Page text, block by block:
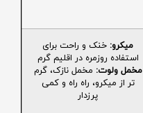
میکرو: خنک و راحت برای
استفاده روزمره در اقلیم گرم
مخمل ولوت: مخمل نازک، گرم
تر از میکرو، راه راه و کمی
پرزدار